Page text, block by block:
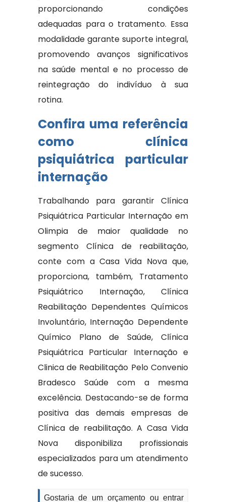
proporcionando condições
adequadas para o tratamento. Essa
modalidade garante suporte integral,
promovendo avanços significativos
na saúde mental e no processo de
reintegração do indivíduo à sua
rotina.
Confira uma referência
como clínica
psiquiátrica particular
internação
Trabalhando para garantir Clínica
Psiquiátrica Particular Internação em
Olimpia de maior qualidade no
segmento Clínica de reabilitação,
conte com a Casa Vida Nova que,
proporciona, também, Tratamento
Psiquiátrico Internação, Clínica
Reabilitação Dependentes Químicos
Involuntário, Internação Dependente
Químico Plano de Saúde, Clínica
Psiquiátrica Particular Internação e
Clinica de Reabilitação Pelo Convenio
Bradesco Saúde com a mesma
excelência. Destacando-se de forma
positiva das demais empresas de
Clínica de reabilitação. A Casa Vida
Nova disponibiliza profissionais
especializados para um atendimento
de sucesso.
Gostaria de um orçamento ou entrar